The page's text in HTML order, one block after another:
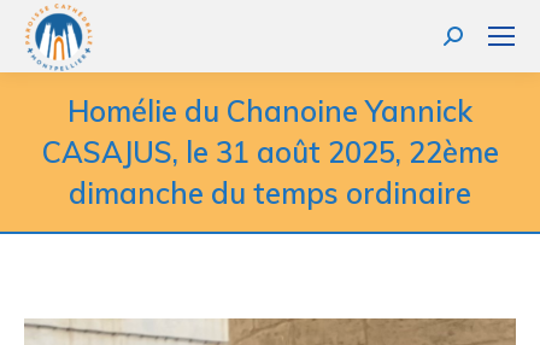
Homélie du Chanoine Yannick
CASAJUS, le 31 août 2025, 22ème
dimanche du temps ordinaire